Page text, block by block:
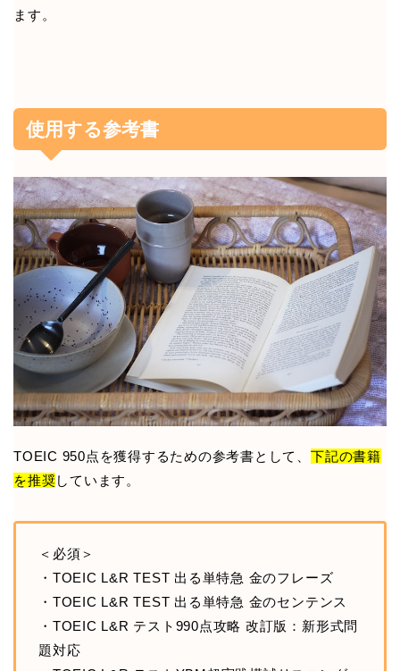
ます。
使用する参考書
TOEIC 950点を獲得するための参考書として、下記の書籍
を推奨しています。
＜必須＞
・TOEIC L&R TEST 出る単特急 金のフレーズ
・TOEIC L&R TEST 出る単特急 金のセンテンス
・TOEIC L&R テスト990点攻略 改訂版：新形式問
題対応